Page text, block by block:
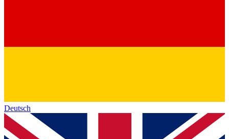
Deutsch